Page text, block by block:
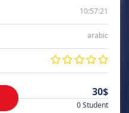
10:57:21
arabic
30$
0 Student